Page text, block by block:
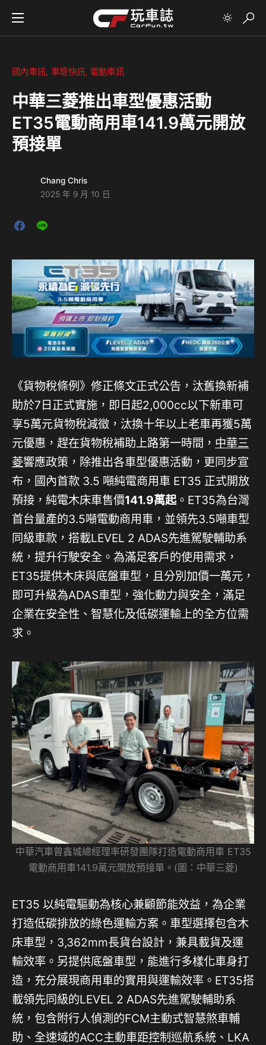
國內車訊 車壇快訊 電動車訊
中華三菱推出車型優惠活動
ET35電動商用車141.9萬元開放
預接單
Chang Chris
2025 年 9 月 10 日
《貨物稅條例》修正條文正式公告，汰舊換新補
助於7日正式實施，即日起2,000cc以下新車可
享5萬元貨物稅減徵，汰換十年以上老車再獲5萬
元優惠，趕在貨物稅補助上路第一時間， 中華三
菱響應政策，除推出各車型優惠活動，更同步宣
布，國內首款 3.5 噸純電商用車 ET35 正式開放
預接，純電木床車售價141.9萬起。ET35為台灣
首台量產的3.5噸電動商用車，並領先3.5噸車型
同級車款，搭載LEVEL 2 ADAS先進駕駛輔助系
統，提升行駛安全。為滿足客戶的使用需求，
ET35提供木床與底盤車型，且分別加價一萬元，
即可升級為ADAS車型，強化動力與安全，滿足
企業在安全性、智慧化及低碳運輸上的全方位需
求。
中華汽車曾鑫城總經理率研發團隊打造電動商用車 ET35
電動商用車141.9萬元開放預接單。(圖：中華三菱)
ET35 以純電驅動為核心兼顧節能效益，為企業
打造低碳排放的綠色運輸方案。車型選擇包含木
床車型，3,362mm長貨台設計，兼具載貨及運
輸效率。另提供底盤車型，能進行多樣化車身打
造，充分展現商用車的實用與運輸效率。ET35搭
載領先同級的LEVEL 2 ADAS先進駕駛輔助系
統，包含附行人偵測的FCM主動式智慧煞車輔
助、全速域的ACC主動車距控制巡航系統、LKA